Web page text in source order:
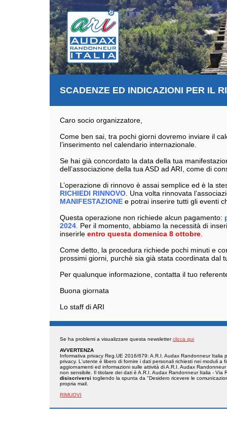
SCADENZE ED INDICAZIONI PER IL
Caro socio organizzatore,
Come ben sai, tra pochi giorni dovremo inviare il
l’inserimento nel calendario internazionale.
Se hai già concordato la data della tua
dell’associazione della tua ASD ad ARI, come di
L’operazione di rinnovo è assai semplice ed è la
RICHIEDI RINNOVO . Una volta rinnovata
MANIFESTAZIONE e potrai inserire tutti gli eventi
Questa operazione non richiede alcun pagamento:
2024 Per il momento, abbiamo la necessità di
inserirle entro questa domenica 8 ottobre
Come detto, la procedura richiede pochi minuti e
prossimi giorni, purchè sia già stata coordinata dal
Per qualunque informazione, contatta il tuo
Buona giornata
Lo staff di ARI
Se ha problemi a visualizzare questa newsletterclicca qui
AVVERTENZA
Informativa privacy Reg.UE 2016/679: A.R.I. Audax Randonneur
privacy. L'utente è libero di fornire i dati personali richiesti nei moduli
aggiornamenti ed informazioni sulle attività di A.R.I. Audax
non sensibile. Il titolare dei dati è A.R.I. Audax Randonneur Italia -
disiscriversi togliendo la spunta da "Desidero ricevere le
propria mail.
RIMUOVI